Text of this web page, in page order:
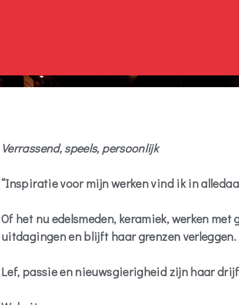
Verrassend, speels, persoonlijk
“Inspiratie voor mijn werken vind ik in
Of het nu edelsmeden, keramiek, werken
uitdagingen en blijft haar grenzen verleggen.
Lef, passie en nieuwsgierigheid zijn haar